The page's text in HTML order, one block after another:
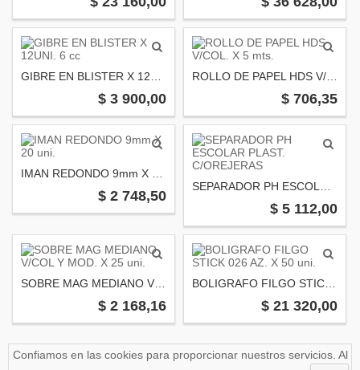
$ 3 900,00 $ 706,35
$ 2 748,50
$ 5 112,00
$ 2 168,16 $ 21 320,00
Confiamos en las cookies para proporcionar nuestros servicios. Al